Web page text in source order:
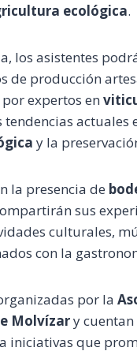
ecológica.
los asistentes
de producción
expertos en
y la
la presencia de
sus
culturales,
con la
por la
Molvízary
iniciativas que